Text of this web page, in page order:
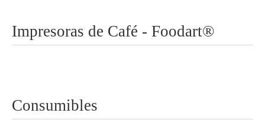
Impresoras de Café - Foodart®
Consumibles